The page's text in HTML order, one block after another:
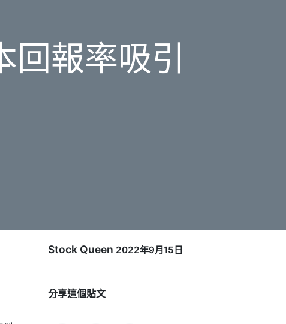
回報率吸引
Stock Queen 2022年9月15日
分享這個貼文